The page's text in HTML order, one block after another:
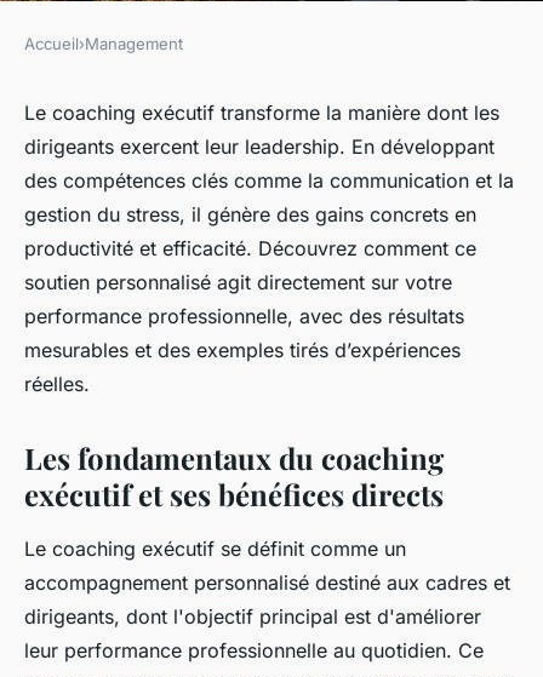
MANAGEMENT
Découvrez comment le
coaching exécutif booste votre
performance
Inès•17 février 2026•6 min de lecture
Accueil›Management
Le coaching exécutif transforme la manière dont les
dirigeants exercent leur leadership. En développant
des compétences clés comme la communication et la
gestion du stress, il génère des gains concrets en
productivité et efficacité. Découvrez comment ce
soutien personnalisé agit directement sur votre
performance professionnelle, avec des résultats
mesurables et des exemples tirés d’expériences
réelles.
Les fondamentaux du coaching
exécutif et ses bénéfices directs
Le coaching exécutif se définit comme un
accompagnement personnalisé destiné aux cadres et
dirigeants, dont l'objectif principal est d'améliorer
leur performance professionnelle au quotidien. Ce